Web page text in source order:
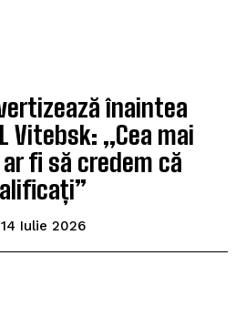
înaintea
Vitebsk: „Cea mai
fi să credem că
14 Iulie 2026